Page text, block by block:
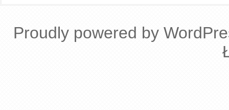
Proudly powered by